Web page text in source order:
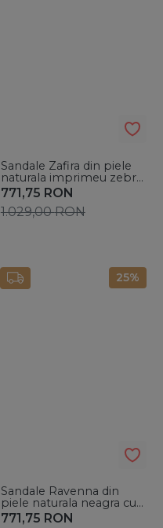
Sandale Zafira din piele
naturala imprimeu zebra
cu toc mic evazat
771,75 RON
1.029,00RON
25%
Sandale Ravenna din
piele naturala neagra cu
toc subtire
771,75 RON